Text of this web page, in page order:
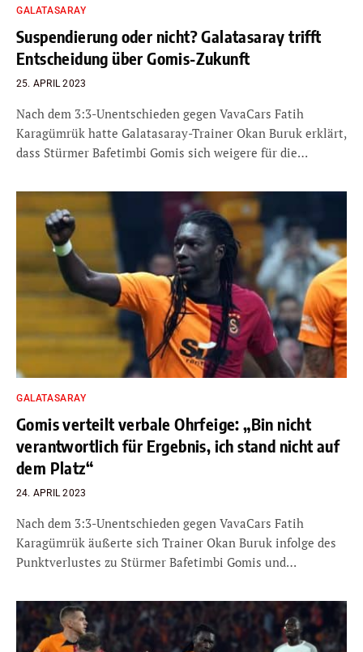
GALATASARAY
Suspendierung oder nicht? Galatasaray trifft
Entscheidung über Gomis-Zukunft
25. APRIL 2023
Nach dem 3:3-Unentschieden gegen VavaCars Fatih
Karagümrük hatte Galatasaray-Trainer Okan Buruk erklärt,
dass Stürmer Bafetimbi Gomis sich weigere für die…
GALATASARAY
Gomis verteilt verbale Ohrfeige: „Bin nicht
verantwortlich für Ergebnis, ich stand nicht auf
dem Platz“
24. APRIL 2023
Nach dem 3:3-Unentschieden gegen VavaCars Fatih
Karagümrük äußerte sich Trainer Okan Buruk infolge des
Punktverlustes zu Stürmer Bafetimbi Gomis und…